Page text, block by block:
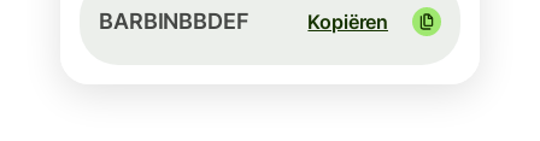
BARBINBBDEF Kopiëren